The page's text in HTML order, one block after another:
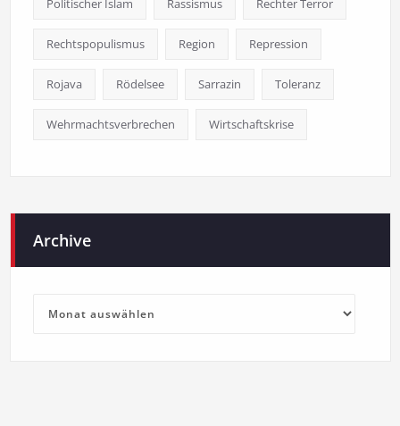
Politischer Islam Rassismus Rechter Terror
Rechtspopulismus Region Repression
Rojava Rödelsee Sarrazin Toleranz
Wehrmachtsverbrechen Wirtschaftskrise
Archive